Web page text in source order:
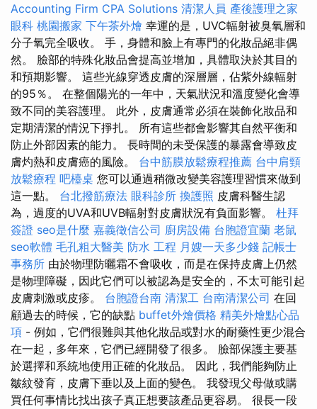
Accounting Firm CPA Solutions 清潔人員 產後護理之家
眼科 桃園搬家 下午茶外燴 幸運的是，UVC輻射被臭氧層和
分子氧完全吸收。 手，身體和臉上有專門的化妝品絕非偶
然。 臉部的特殊化妝品會提高並增加，具體取決於其目的
和預期影響。 這些光線穿透皮膚的深層層，佔紫外線輻射
的95％。 在整個陽光的一年中，天氣狀況和溫度變化會導
致不同的美容護理。 此外，皮膚通常必須在裝飾化妝品和
定期清潔的情況下掙扎。 所有這些都會影響其自然平衡和
防止外部因素的能力。 長時間的未受保護的暴露會導致皮
膚灼熱和皮膚癌的風險。 台中筋膜放鬆療程推薦 台中肩頸
放鬆療程 吧檯桌 您可以通過稍微改變美容護理習慣來做到
這一點。 台北撥筋療法 眼科診所 換護照 皮膚科醫生認
為，過度的UVA和UVB輻射對皮膚狀況有負面影響。 杜拜
簽證 seo是什麼 嘉義徵信公司 廚房設備 台胞證宜蘭 老鼠
seo軟體 毛孔粗大醫美 防水 工程 月嫂一天多少錢 記帳士
事務所 由於物理防曬霜不會吸收，而是在保持皮膚上仍然
是物理障礙，因此它們可以被認為是安全的，不太可能引起
皮膚刺激或皮疹。 台胞證台南 清潔工 台南清潔公司 在回
顧過去的時候，它的缺點 buffet外燴價格 精美外燴點心品
項 - 例如，它們很難與其他化妝品或對水的耐藥性更少混合
在一起，多年來，它們已經開發了很多。 臉部保護主要基
於選擇和系統地使用正確的化妝品。 因此，我們能夠防止
皺紋發育，皮膚下垂以及上面的變色。 我發現父母做或購
買任何事情比找出孩子真正想要該產品更容易。 很長一段